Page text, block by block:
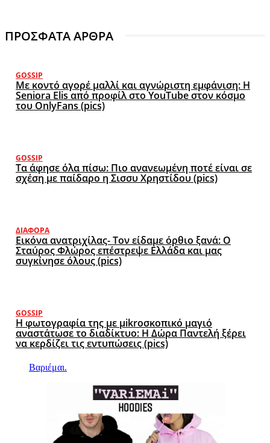
ΠΡΟΣΦΑΤΑ ΑΡΘΡΑ
GOSSIP
Με κοντό αγορέ μαλλί και αγνώριστη εμφάνιση: Η
Seniora Elis από προφίλ στο YouTube στον κόσμο
του OnlyFans (pics)
GOSSIP
Τα άφησε όλα πίσω: Πιο ανανεωμένη ποτέ είναι σε
σχέση με παίδαρο η Σισσυ Χρηστίδου (pics)
ΔΙΆΦΟΡΑ
Εικόνα ανατριχίλας- Τον είδαμε όρθιο ξανά: Ο
Σταύρος Φλώρος επέστρεψε Ελλάδα και μας
συγκίνησε όλους (pics)
GOSSIP
Η φωτογραφία της με μikroσκοπικό μαγιό
αναστάτωσε το διαδίκτυο: Η Δώρα Παντελή ξέρει
να κερδίζει τις εντυπώσεις (pics)
Βαριέμαι.